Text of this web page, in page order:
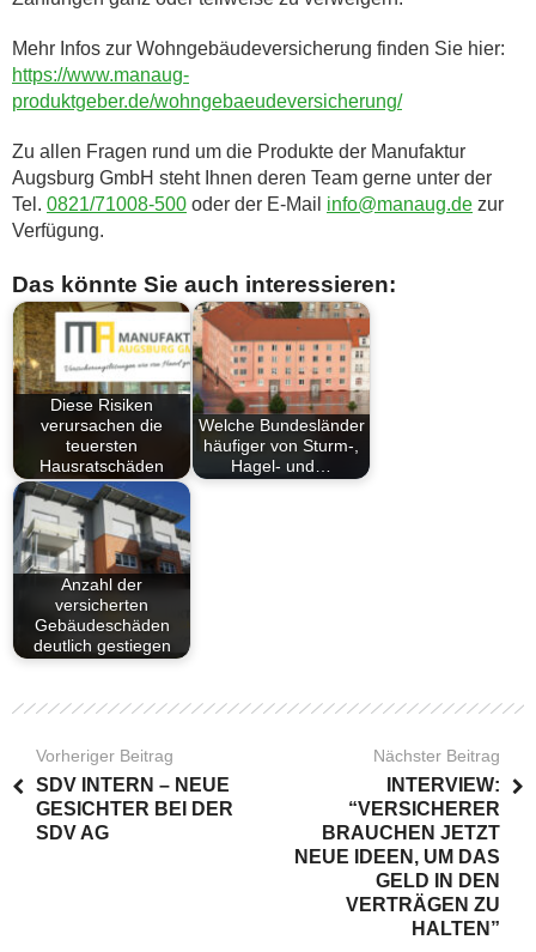
Mehr Infos zur Wohngebäudeversicherung finden Sie hier:
https://www.manaug-
produktgeber.de/wohngebaeudeversicherung/
Zu allen Fragen rund um die Produkte der Manufaktur
Augsburg GmbH steht Ihnen deren Team gerne unter der
Tel. 0821/71008-500 oder der E-Mail info@manaug.de zur
Verfügung.
Das könnte Sie auch interessieren:
Diese Risiken
verursachen die
teuersten
Hausratschäden
Welche Bundesländer
häufiger von Sturm-,
Hagel- und…
Anzahl der
versicherten
Gebäudeschäden
deutlich gestiegen
Vorheriger Beitrag
SDV INTERN – NEUE
GESICHTER BEI DER
SDV AG
Nächster Beitrag
INTERVIEW:
“VERSICHERER
BRAUCHEN JETZT
NEUE IDEEN, UM DAS
GELD IN DEN
VERTRÄGEN ZU
HALTEN”